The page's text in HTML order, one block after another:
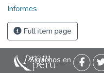
Informes
Full item page
Siguenos en